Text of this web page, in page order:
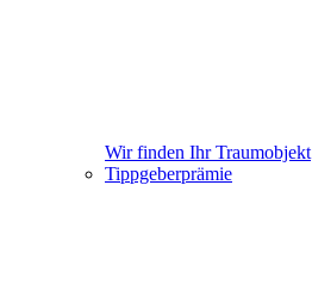
Wir finden Ihr Traumobjekt
Tippgeberprämie